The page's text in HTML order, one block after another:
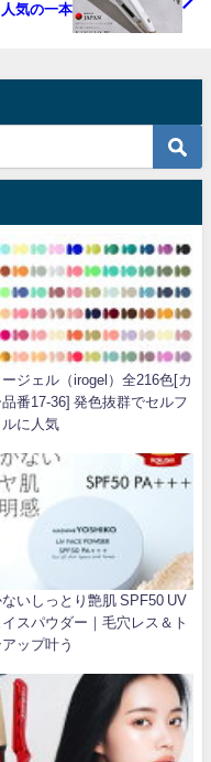
気の一本
ージェル（irogel）全216色[カ
品番17-36] 発色抜群でセルフ
ルに人気
いしっとり艶肌 SPF50 UV
イスパウダー｜毛穴レス＆ト
ップ叶う